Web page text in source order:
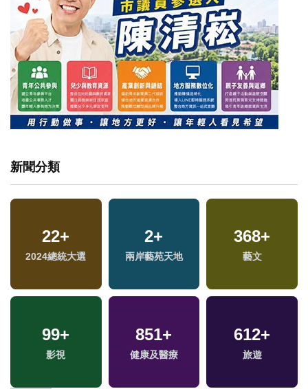
新聞分類
22+
2024總統大選
2+
兩岸藝苑天地
368+
藝文
99+
影視
851+
健康及醫療
612+
旅遊